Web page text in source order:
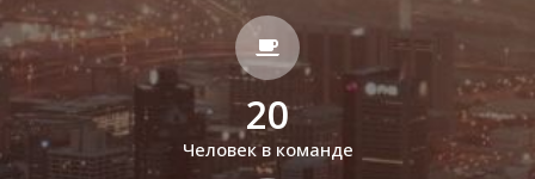
20
Человек в команде